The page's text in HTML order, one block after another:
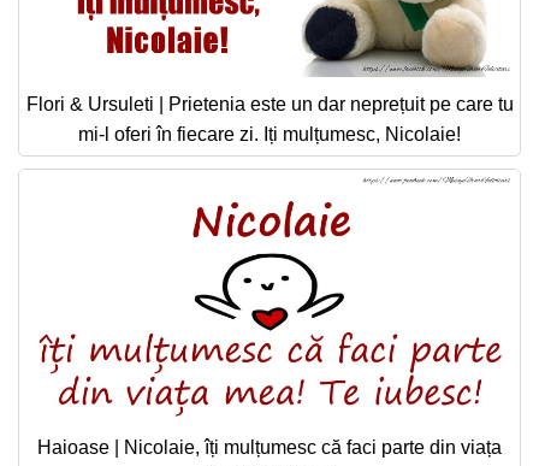
Flori & Ursuleti | Prietenia este un dar neprețuit pe care tu
mi-l oferi în fiecare zi. Iți mulțumesc, Nicolaie!
Haioase | Nicolaie, îți mulțumesc că faci parte din viața